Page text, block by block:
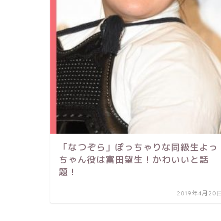
「なつぞら」ぽっちゃりな同級生よっ
ちゃん役は富田望生！かわいいと話
題！
2019年4月20